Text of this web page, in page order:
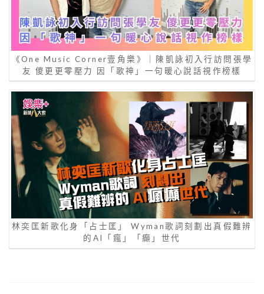
《One Music Corner壹角樂》｜陳凱詠初入行訪問張學
友 儍更更零壓力 因「歌神」一句暖心說話視作榜樣
林奕匡新歌化身「占士匡」 Wyman歌詞刻劃出真假難辨
的AI「瘋」「癲」世代